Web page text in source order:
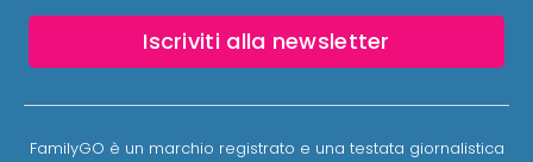
Iscriviti alla newsletter
FamilyGO è un marchio registrato e una testata giornalistica